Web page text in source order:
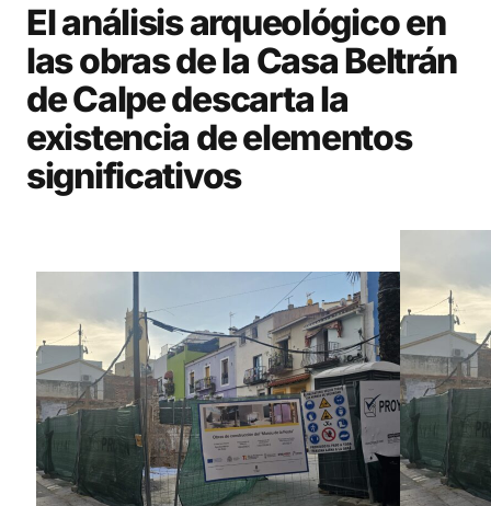
El análisis arqueológico en
las obras de la Casa Beltrán
de Calpe descarta la
existencia de elementos
significativos